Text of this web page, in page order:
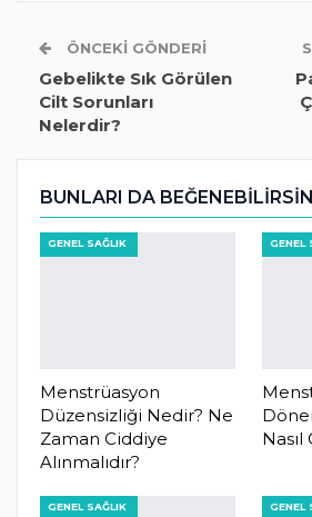
ÖNCEKI GÖNDERI
Gebelikte Sık Görülen
Cilt Sorunları
Nelerdir?
BUNLARI DA BEĞENEBILIRSIN
GENEL SAĞLIK
Menstrüasyon
Düzensizliği Nedir? Ne
Zaman Ciddiye
Alınmalıdır?
GENEL
Nasıl
GENEL SAĞLIK GENEL